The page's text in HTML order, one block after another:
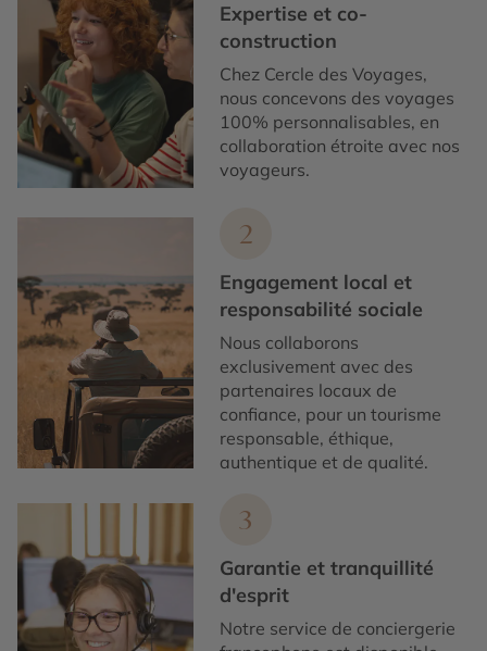
Expertise et co-
construction
Chez Cercle des Voyages,
nous concevons des voyages
100% personnalisables, en
collaboration étroite avec nos
voyageurs.
2
Engagement local et
responsabilité sociale
Nous collaborons
exclusivement avec des
partenaires locaux de
confiance, pour un tourisme
responsable, éthique,
authentique et de qualité.
3
Garantie et tranquillité
d'esprit
Notre service de conciergerie